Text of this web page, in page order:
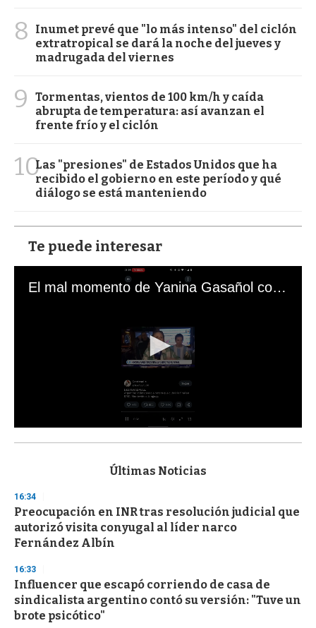
8
Inumet prevé que "lo más intenso" del ciclón
extratropical se dará la noche del jueves y
madrugada del viernes
9
Tormentas, vientos de 100 km/h y caída
abrupta de temperatura: así avanzan el
frente frío y el ciclón
10Las "presiones" de Estados Unidos que ha
recibido el gobierno en este período y qué
diálogo se está manteniendo
Te puede interesar
El mal momento de Yanina Gasañol con un hincha argentino en "Subrayado"
s
d
s
o
f
3
s
e
c
o
n
Últimas Noticias
16:34
Preocupación en INR tras resolución judicial que
autorizó visita conyugal al líder narco
Fernández Albín
16:33
Influencer que escapó corriendo de casa de
sindicalista argentino contó su versión: "Tuve un
brote psicótico"